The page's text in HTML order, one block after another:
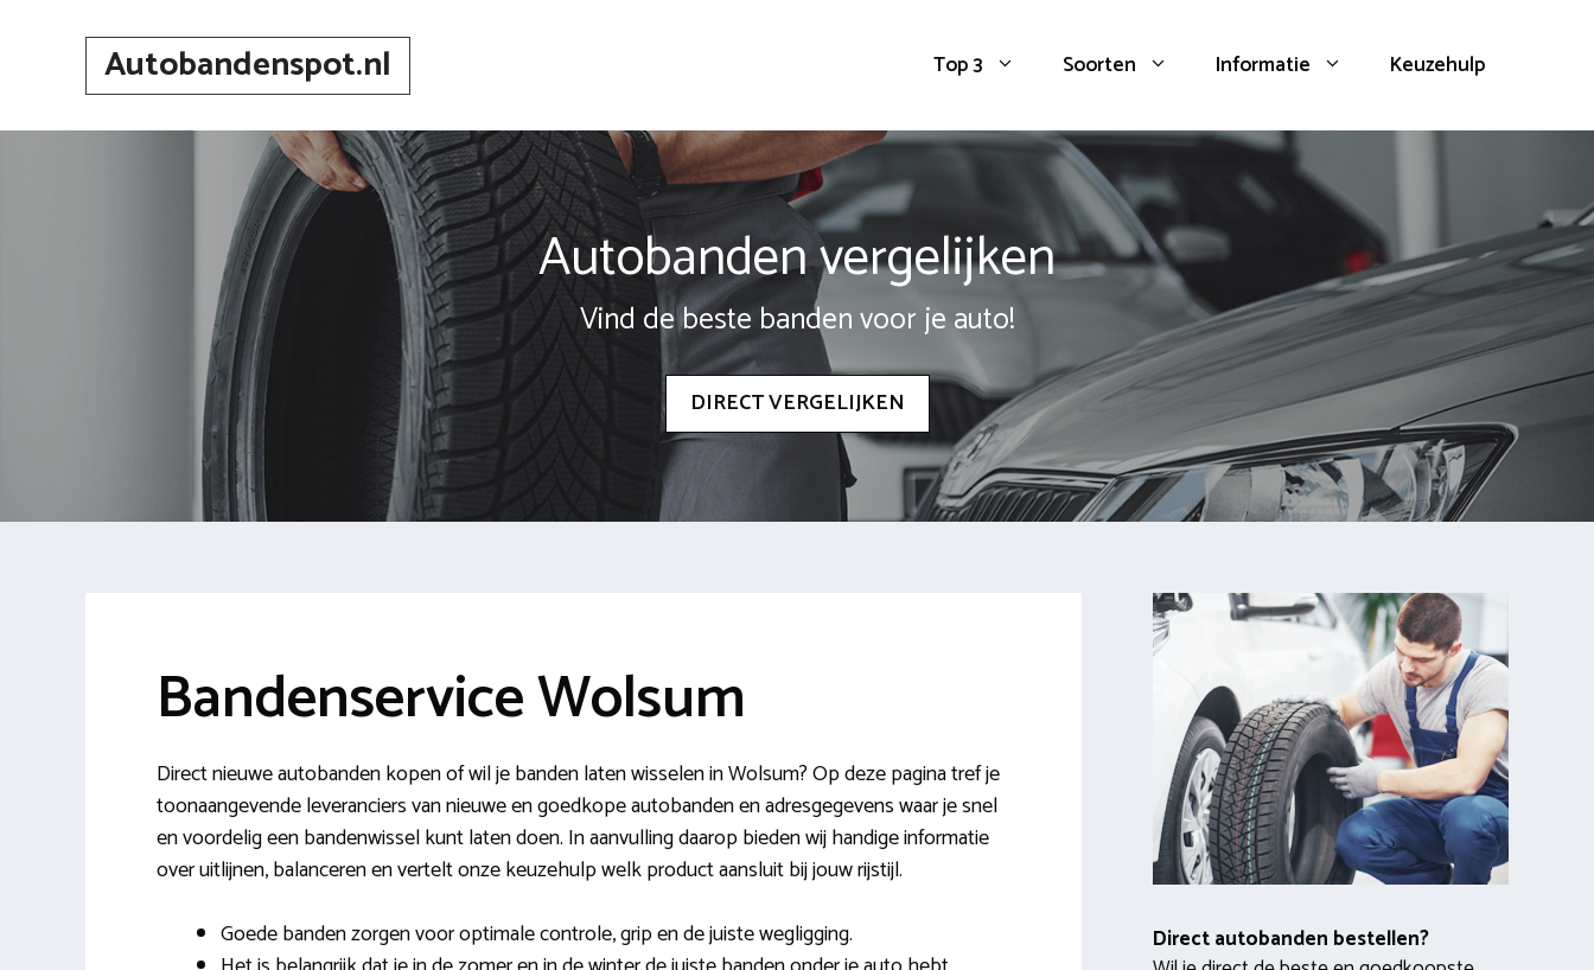
Autobandenspot.nl Top 3 Soorten Informatie Keuzehulp
Autobanden vergelijken
Vind de beste banden voor je auto!
DIRECT VERGELIJKEN
Bandenservice Wolsum
Direct nieuwe autobanden kopen of wil je banden laten wisselen in Wolsum? Op deze pagina tref je
toonaangevende leveranciers van nieuwe en goedkope autobanden en adresgegevens waar je snel
en voordelig een bandenwissel kunt laten doen. In aanvulling daarop bieden wij handige informatie
over uitlijnen, balanceren en vertelt onze keuzehulp welk product aansluit bij jouw rijstijl.
Goede banden zorgen voor optimale controle, grip en de juiste wegligging.
Direct autobanden bestellen?